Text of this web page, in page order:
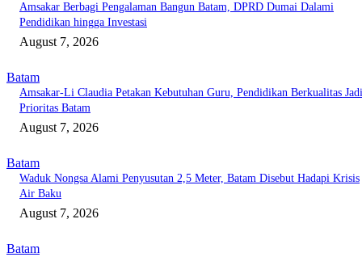
Amsakar Berbagi Pengalaman Bangun Batam, DPRD Dumai Dalami
Pendidikan hingga Investasi
August 7, 2026
Batam
Amsakar-Li Claudia Petakan Kebutuhan Guru, Pendidikan Berkualitas Jadi
Prioritas Batam
August 7, 2026
Batam
Waduk Nongsa Alami Penyusutan 2,5 Meter, Batam Disebut Hadapi Krisis
Air Baku
August 7, 2026
Batam